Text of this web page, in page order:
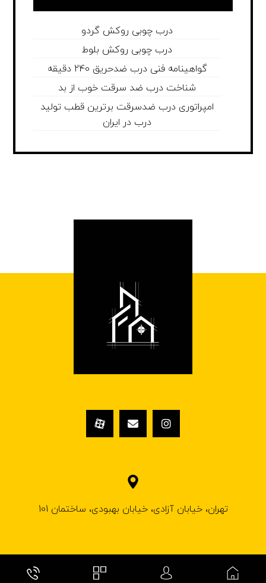
درب چوبی روکش گردو
درب چوبی روکش بلوط
گواهینامه فنی درب ضدحریق 240 دقیقه
شناخت درب ضد سرقت خوب از بد
امپراتوری درب ضدسرقت برترین قطب تولید
درب در ایران
تهران، خیابان آزادی، خیابان بهبودی، ساختمان 101